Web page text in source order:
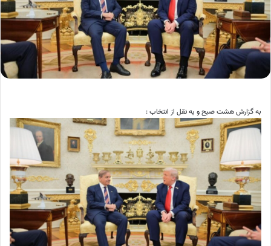
به گزارش هشت صبح و به نقل از انتخاب :